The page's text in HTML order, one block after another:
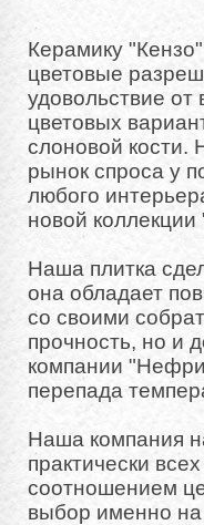
Керамику
цветовые
удовольствие
цветовых
слоновой кости.
рынок спроса у
любого
новой коллекции
Наша плитка
она обладает
со своими
прочность, но и
компании
перепада
Наша компания
практически
соотношением
выбор именно